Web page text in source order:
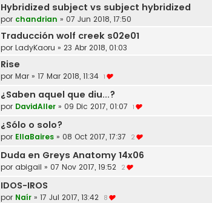
Hybridized subject vs subject hybridized
por chandrian » 07 Jun 2018, 17:50
Traducción wolf creek s02e01
por LadyKaoru » 23 Abr 2018, 01:03
Rise
por Mar » 17 Mar 2018, 11:34 1
¿Saben aquel que diu...?
por DavidAller » 09 Dic 2017, 01:07 1
¿Sólo o solo?
por EllaBaires » 08 Oct 2017, 17:37 2
Duda en Greys Anatomy 14x06
por abigail » 07 Nov 2017, 19:52 2
IDOS-IROS
por Naír » 17 Jul 2017, 13:42 8